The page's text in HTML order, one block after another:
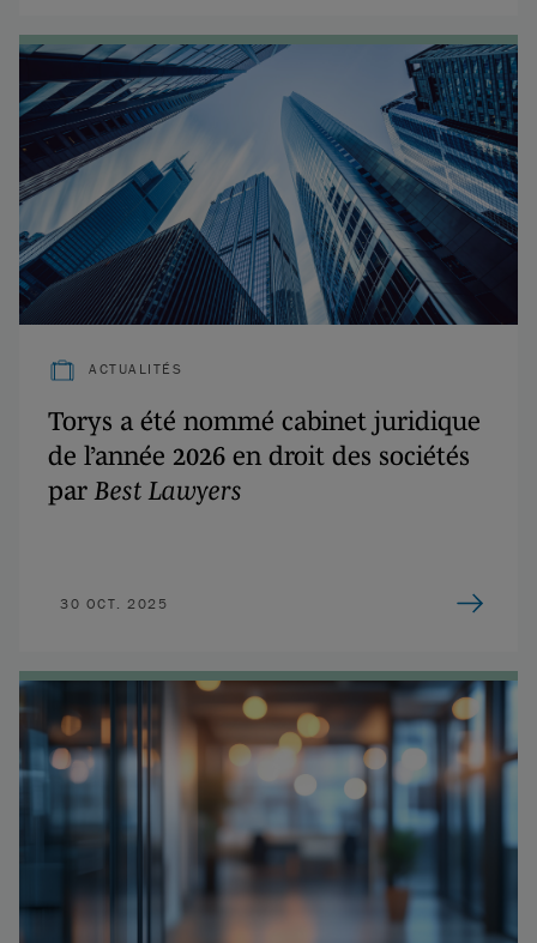
ACTUALITÉS
Torys a été nommé cabinet juridique
de l’année 2026 en droit des sociétés
par Best Lawyers
30 OCT. 2025